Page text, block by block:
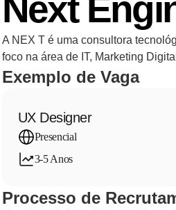
Next
A NEX T é uma consultora
foco na área de IT, Marketing
Exemplo de Vaga
UX Designer
Presencial
3-5 Anos
Processo de